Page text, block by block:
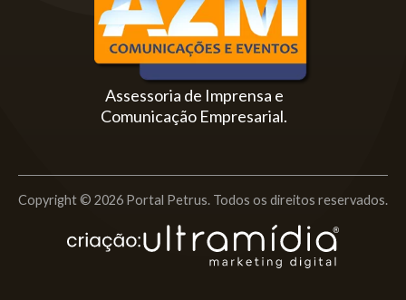
Assessoria de Imprensa e
Comunicação Empresarial.
Copyright © 2026 Portal Petrus. Todos os direitos reservados.